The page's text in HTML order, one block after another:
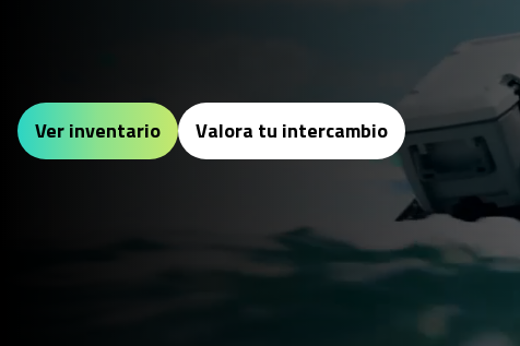
Ver inventario Valora tu intercambio